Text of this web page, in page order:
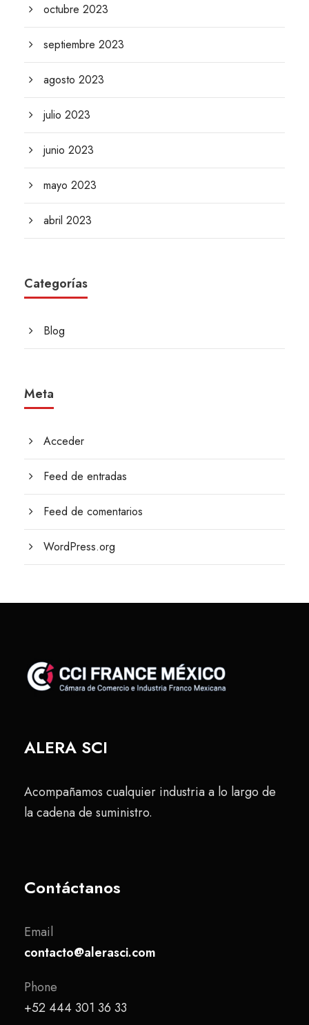
octubre 2023
septiembre 2023
agosto 2023
julio 2023
junio 2023
mayo 2023
abril 2023
Categorías
Blog
Meta
Acceder
Feed de entradas
Feed de comentarios
WordPress.org
ALERA SCI
Acompañamos cualquier industria a lo largo de
la cadena de suministro.
Contáctanos
Email
contacto@alerasci.com
Phone
+52 444 301 36 33